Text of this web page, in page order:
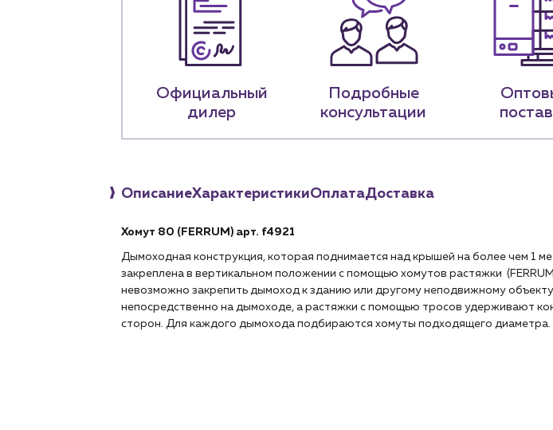
Официальный
дилер
Подробные
консультации
ОписаниеХарактеристикиОплатаДоставка
Хомут 80 (FERRUM) арт. f4921
Дымоходная конструкция, которая поднимается над крышей на более чем 1
закреплена в вертикальном положении с помощью хомутов растяжки
невозможно закрепить дымоход к зданию или другому неподвижному
непосредственно на дымоходе, а растяжки с помощью тросов удерживают
сторон. Для каждого дымохода подбираются хомуты подходящего диаметра.